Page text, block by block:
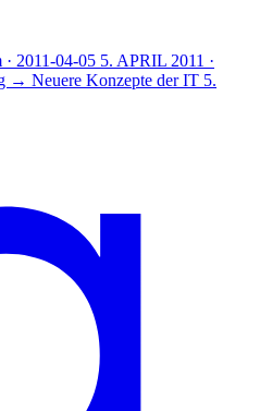
· 2011-04-05 5. APRIL 2011 ·
→ Neuere Konzepte der IT 5.